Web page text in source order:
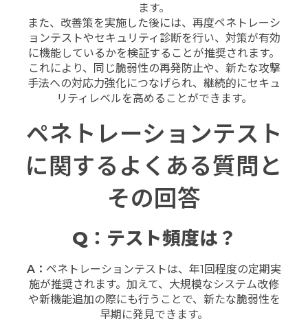
ます。
また、改善策を実施した後には、再度ペネトレーシ
ョンテストやセキュリティ診断を行い、対策が有効
に機能しているかを検証することが推奨されます。
これにより、同じ脆弱性の再発防止や、新たな攻撃
手法への対応力強化につなげられ、継続的にセキュ
リティレベルを高めることができます。
ペネトレーションテスト
に関するよくある質問と
その回答
Q：テスト頻度は？
A： ペネトレーションテストは、年1回程度の定期実
施が推奨されます。加えて、大規模なシステム改修
や新機能追加の際にも行うことで、新たな脆弱性を
早期に発見できます。